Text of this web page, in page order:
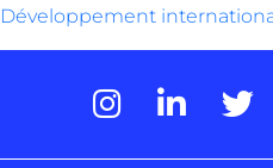
Développement